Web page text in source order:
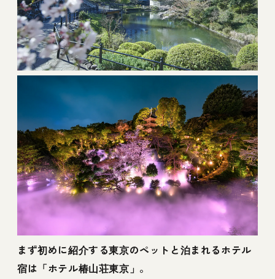
ニッコー東京 台場
14【東京の犬と泊まれるホテル宿】コンラッ
ド東京
15【東京の犬と泊まれるホテル宿】オークウ
ッドホテル＆アパートメンツ麻布
16【東京の犬と泊まれるヴィラ宿】LAVA
SAUNA ＆ VILLA
東京都の旅行でおすすめのスポット
愛犬とのお出かけにおすすめなごはん
東京都のペットと泊まれるホテル宿で愛犬と
大切なひとときを…！
まず初めに紹介する東京のペットと泊まれるホテル
宿は「ホテル椿山荘東京」。